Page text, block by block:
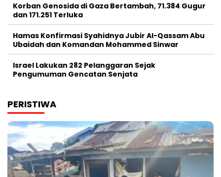
Korban Genosida di Gaza Bertambah, 71.384 Gugur
dan 171.251 Terluka
Hamas Konfirmasi Syahidnya Jubir Al-Qassam Abu
Ubaidah dan Komandan Mohammed Sinwar
Israel Lakukan 282 Pelanggaran Sejak
Pengumuman Gencatan Senjata
PERISTIWA